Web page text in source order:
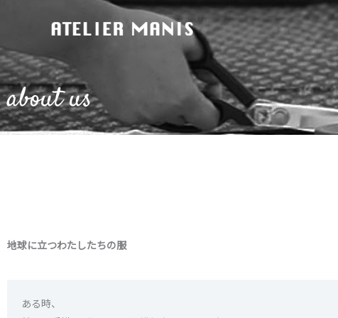
を
ス
キ
ッ
プ
about us
地球に立つわたしたちの服
ある時、